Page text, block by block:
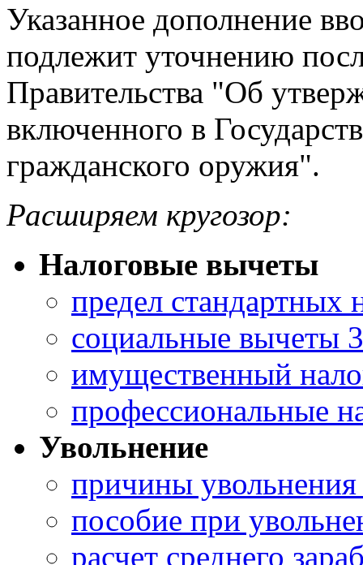
Указанное дополнение
подлежит уточнению
Правительства "Об
включенного в
гражданского оружия".
Расширяем кругозор:
Налоговые вычеты
предел стандартных
социальные вычеты
имущественный
профессиональные
Увольнение
причины
пособие при
расчет среднего